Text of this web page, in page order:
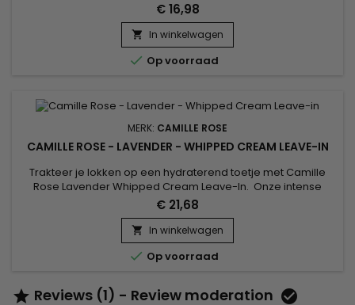
waarvan bekend is dat het de groei stimuleert en de wortels
versterkt, te combineren met de beschermende en
voedende eigenschappen van Chébé, biedt deze crème
diepe hydratatie en bescherming tegen haarbreuk.&nbsp;
Geschikt voor regelmatig...
€ 16,98
 In winkelwagen
 Op voorraad
MERK: CAMILLE ROSE
CAMILLE ROSE - LAVENDER - WHIPPED CREAM LEAVE-IN
Trakteer je lokken op een hydraterend toetje met Camille
Rose Lavender Whipped Cream Leave-In. Onze intense
leave-in crème met druppeltjes Olijffruit en aromatisch
Rozemarijnextract is gebrouwen met echte Lavendelolie en
gemaakt om de lokken te verzachten, te ontwarren en te
hydrateren. Bij het wassen en reinigen van het haar
gebruiken als een leave-in...
€ 21,68
 In winkelwagen
 Op voorraad
 Reviews (1) - Review moderation 